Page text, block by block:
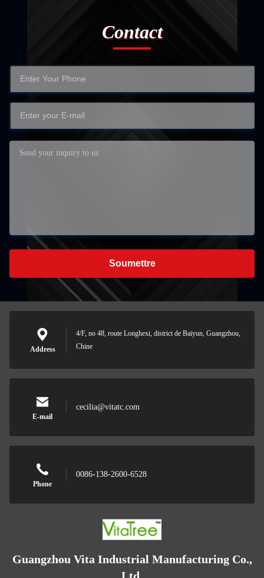
Contact
Soumettre
Address
4/F, no 48, route Longhexi, district de Baiyun, Guangzhou,
Chine
E-mail
cecilia@vitatc.com
Phone
0086-138-2600-6528
Guangzhou Vita Industrial Manufacturing Co.,